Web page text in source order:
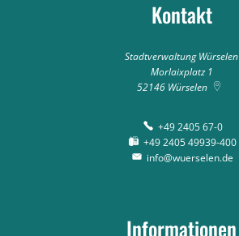
Kontakt
Stadtverwaltung Würselen
Morlaixplatz 1
52146 Würselen
+49 2405 67-0
+49 2405 49939-400
info@wuerselen.de
Informationen